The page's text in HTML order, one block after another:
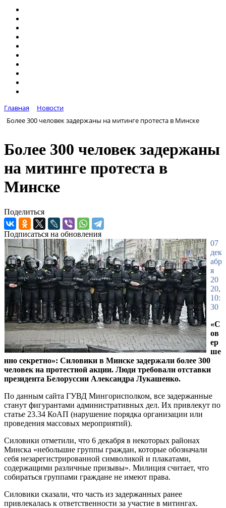
Главная
Новости
Более 300 человек задержаны на митинге протеста в Минске
Более 300 человек задержаны
на митинге протеста в
Минске
Поделиться
Подписаться на обновления
07
дек
абр
я
20
20,
10:
30
«С
ов
ер
ше
нно секретно»: Силовики в Минске задержали более 300
человек на протестной акции. Люди требовали отставки
президента Белоруссии Александра Лукашенко.
По данным сайта ГУВД Мингорисполком, все задержанные
станут фигурантами административных дел. Их привлекут по
статье 23.34 КоАП (нарушение порядка организации или
проведения массовых мероприятий).
Силовики отметили, что 6 декабря в некоторых районах
Минска «небольшие группы граждан, которые обозначали
себя незарегистрированной символикой и плакатами,
содержащими различные призывы». Милиция считает, что
собираться группами граждане не имеют права.
Силовики сказали, что часть из задержанных ранее
привлекалась к ответственности за участие в митингах.